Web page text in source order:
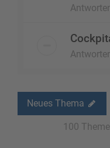
Neues Thema
100